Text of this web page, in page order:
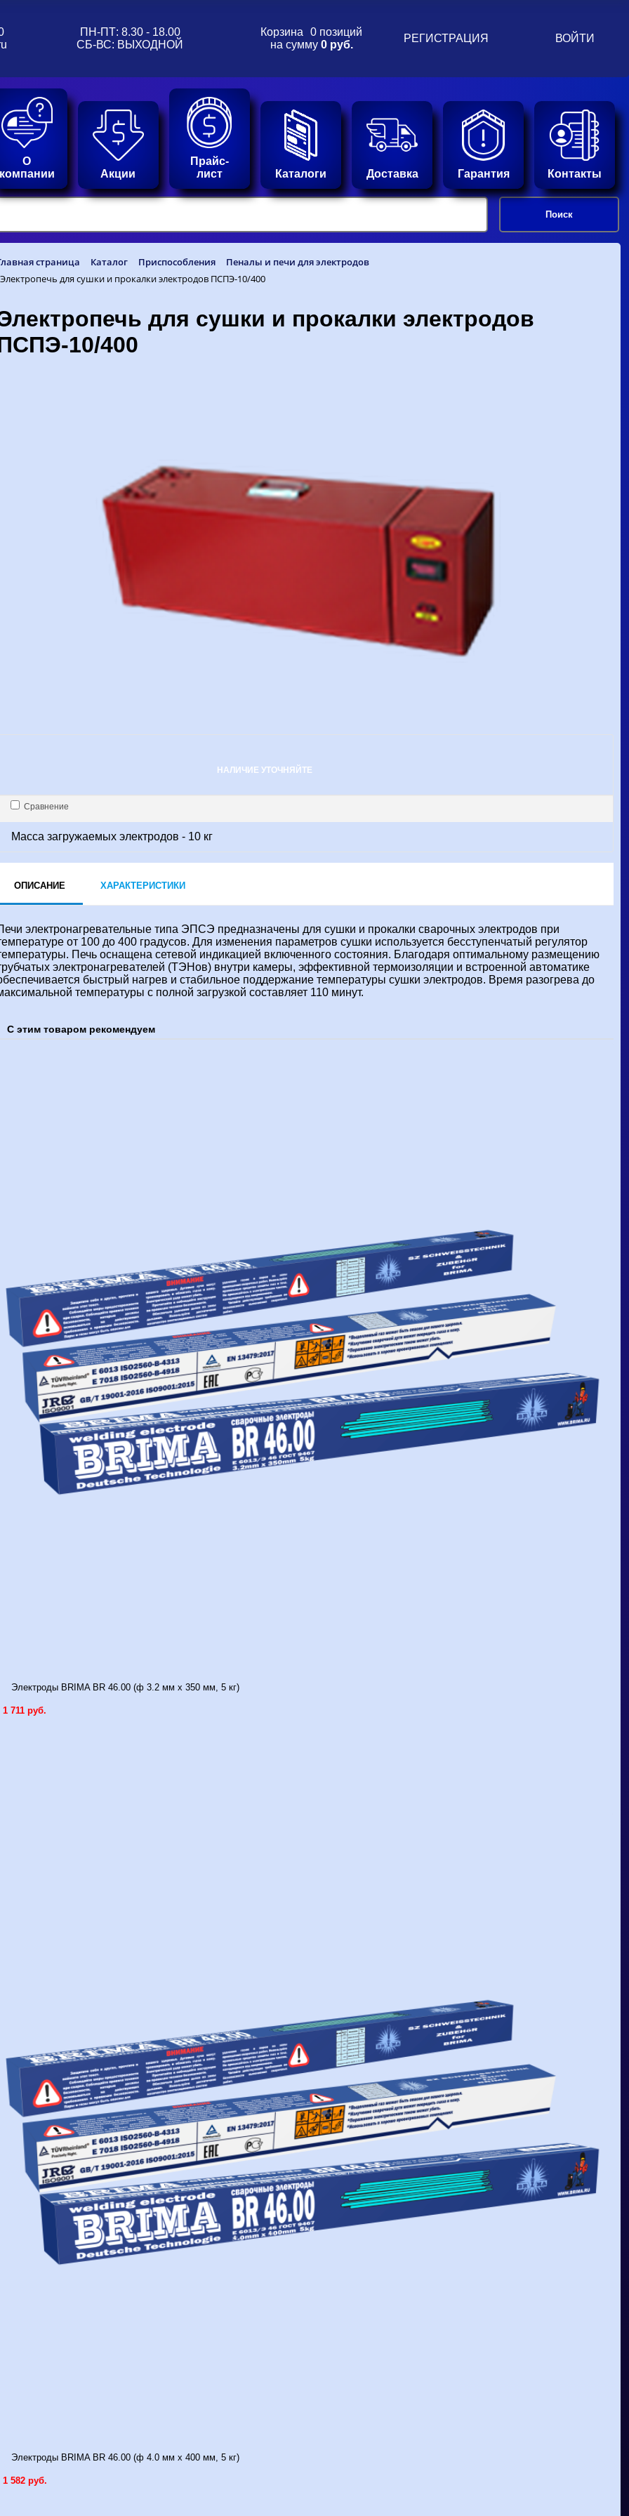
ПН-ПТ: 8.30 - 18.00
СБ-ВС: ВЫХОДНОЙ
Корзина
0 позиций
на сумму 0 руб.
РЕГИСТРАЦИЯ ВОЙТИ
О
компании
Акции
Прайс-
лист
Каталоги Доставка Гарантия Контакты
страница Каталог Приспособления
Пеналы и печи для электродов
Электропечь для сушки и прокалки электродов ПСПЭ-10/400
для сушки и прокалки электродов
10/400
НАЛИЧИЕ УТОЧНЯЙТЕ
Сравнение
Масса загружаемых электродов - 10 кг
ОПИСАНИЕ ХАРАКТЕРИСТИКИ
электронагревательные типа ЭПСЭ предназначены для сушки и прокалки сварочных электродов при
от 100 до 400 градусов. Для изменения параметров сушки используется бесступенчатый регулятор
Печь оснащена сетевой индикацией включенного состояния. Благодаря оптимальному размещению
электронагревателей (ТЭНов) внутри камеры, эффективной термоизоляции и встроенной автоматике
быстрый нагрев и стабильное поддержание температуры сушки электродов. Время разогрева до
температуры с полной загрузкой составляет 110 минут.
С этим товаром рекомендуем
Электроды BRIMA BR 46.00 (ф 3.2 мм x 350 мм, 5 кг)
1 711 руб.
Электроды BRIMA BR 46.00 (ф 4.0 мм x 400 мм, 5 кг)
1 582 руб.